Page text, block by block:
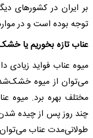
بر ایران در کشورهای
توجه بوده است و در
عناب تازه بخوریم یا
میوه عناب فواید زیادی
می‌توان از میوه
مختلف بهره برد. میوه
چند روز پس از چیده شدن
طولانی‌مدت عناب